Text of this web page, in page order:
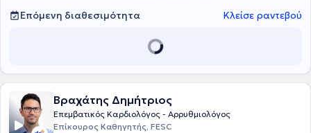
Επόμενη διαθεσιμότητα
Κλείσε ραντεβού
Βραχάτης Δημήτριος
Επεμβατικός Καρδιολόγος - Αρρυθμιολόγος
Επίκουρος Καθηγητής, FESC